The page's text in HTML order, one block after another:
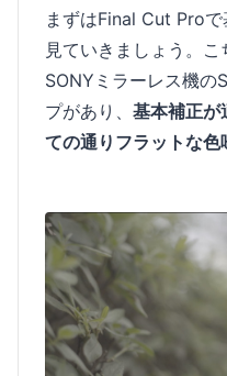
まずはFinal Cut Pro
見ていきましょう。
SONYミラーレス機の
プがあり、 基本補正が
ての通りフラットな色